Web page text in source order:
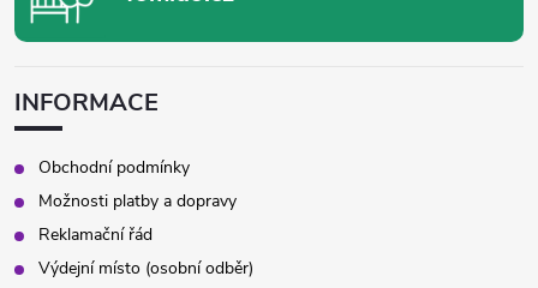
INFORMACE
Obchodní podmínky
Možnosti platby a dopravy
Reklamační řád
Výdejní místo (osobní odběr)